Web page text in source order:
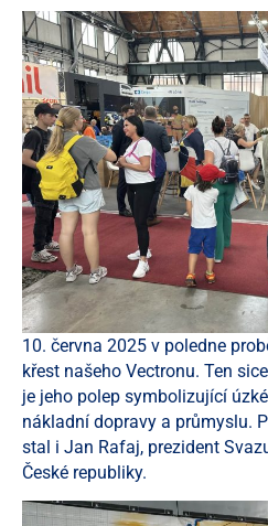
10. června 2025 v poledne
křest našeho Vectronu. Ten
je jeho polep symbolizující
nákladní dopravy a průmyslu.
stal i Jan Rafaj, prezident
České republiky.